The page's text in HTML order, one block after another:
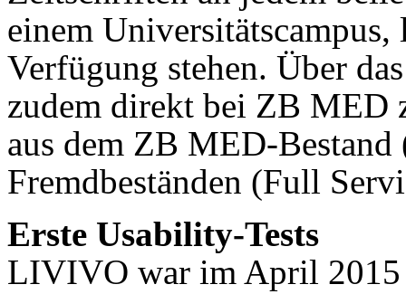
einem
Verfügung stehen. Über
zudem direkt bei ZB MED
aus dem ZB MED-
Fremdbeständen (Full
Erste Usability-Tests
LIVIVO war im April 2015